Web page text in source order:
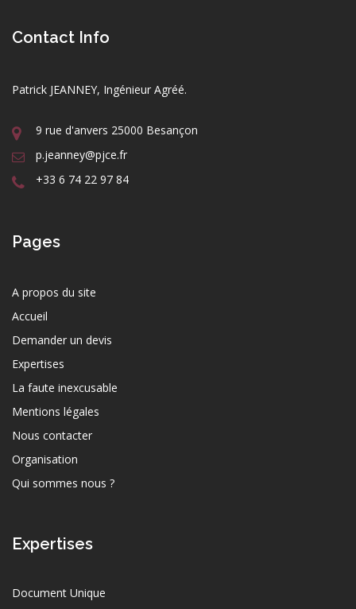
Contact Info
Patrick JEANNEY, Ingénieur Agréé.
9 rue d'anvers 25000 Besançon
p.jeanney@pjce.fr
+33 6 74 22 97 84
Pages
A propos du site
Accueil
Demander un devis
Expertises
La faute inexcusable
Mentions légales
Nous contacter
Organisation
Qui sommes nous ?
Expertises
Document Unique